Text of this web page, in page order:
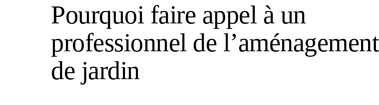
Pourquoi faire appel à un
professionnel de l’aménagement
de jardin